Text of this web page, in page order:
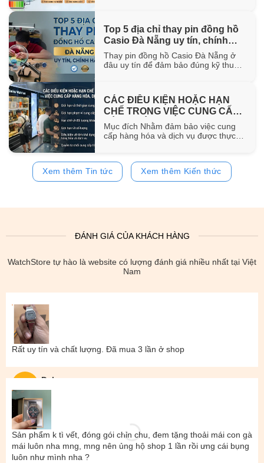
WatchStore sẽ hướng dẫn chi tiết các
phương pháp sạc bằng ánh sáng mặt
trời, ánh [...]
Top 5 địa chỉ thay pin đồng hồ
Casio Đà Nẵng uy tín, chính
hãng
Thay pin đồng hồ Casio Đà Nẵng ở
đâu uy tín để đảm bảo đúng kỹ thuật
thay pin Casio đáng tin cậy tại Đà
Nẵng, đồng thời chia sẻ quy trình
thay pin và bảng giá tham [...]
CÁC ĐIỀU KIỆN HOẶC HẠN
CHẾ TRONG VIỆC CUNG CẤP
HÀNG HÓA, DỊCH VỤ
Mục đích Nhằm đảm bảo việc cung
cấp hàng hóa và dịch vụ được thực
khách hàng, website
https://www.watchstore.vn công bố
các điều kiện và giới hạn áp dụng đối
Xem thêm Tin tức Xem thêm Kiến thức
ĐÁNH GIÁ CỦA KHÁCH HÀNG
WatchStore tự hào là website có lượng đánh giá nhiều nhất tại Việt
Nam
Đal
Rất uy tín và chất lượng. Đã mua 3 lần ở shop
Sản phẩm k tì vết, đóng gói chỉn chu, đem tặng thoải mái con gà
mái luôn nha mng, mng nên ủng hộ shop 1 lần rồi ưng cái bụng
luôn như mình nha ?